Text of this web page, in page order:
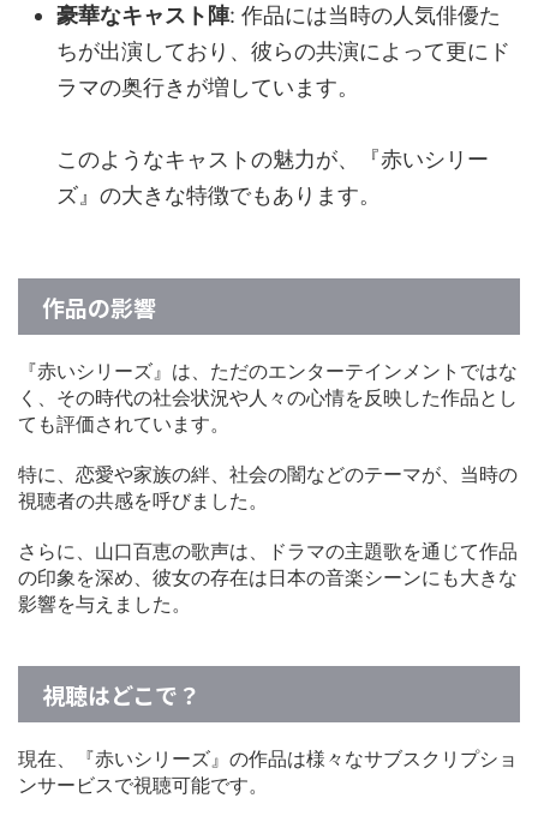
豪華なキャスト陣: 作品には当時の人気俳優た
ちが出演しており、彼らの共演によって更にド
ラマの奥行きが増しています。
このようなキャストの魅力が、『赤いシリー
ズ』の大きな特徴でもあります。
作品の影響
『赤いシリーズ』は、ただのエンターテインメントではな
く、その時代の社会状況や人々の心情を反映した作品とし
ても評価されています。
特に、恋愛や家族の絆、社会の闇などのテーマが、当時の
視聴者の共感を呼びました。
さらに、山口百恵の歌声は、ドラマの主題歌を通じて作品
の印象を深め、彼女の存在は日本の音楽シーンにも大きな
影響を与えました。
視聴はどこで？
現在、『赤いシリーズ』の作品は様々なサブスクリプショ
ンサービスで視聴可能です。